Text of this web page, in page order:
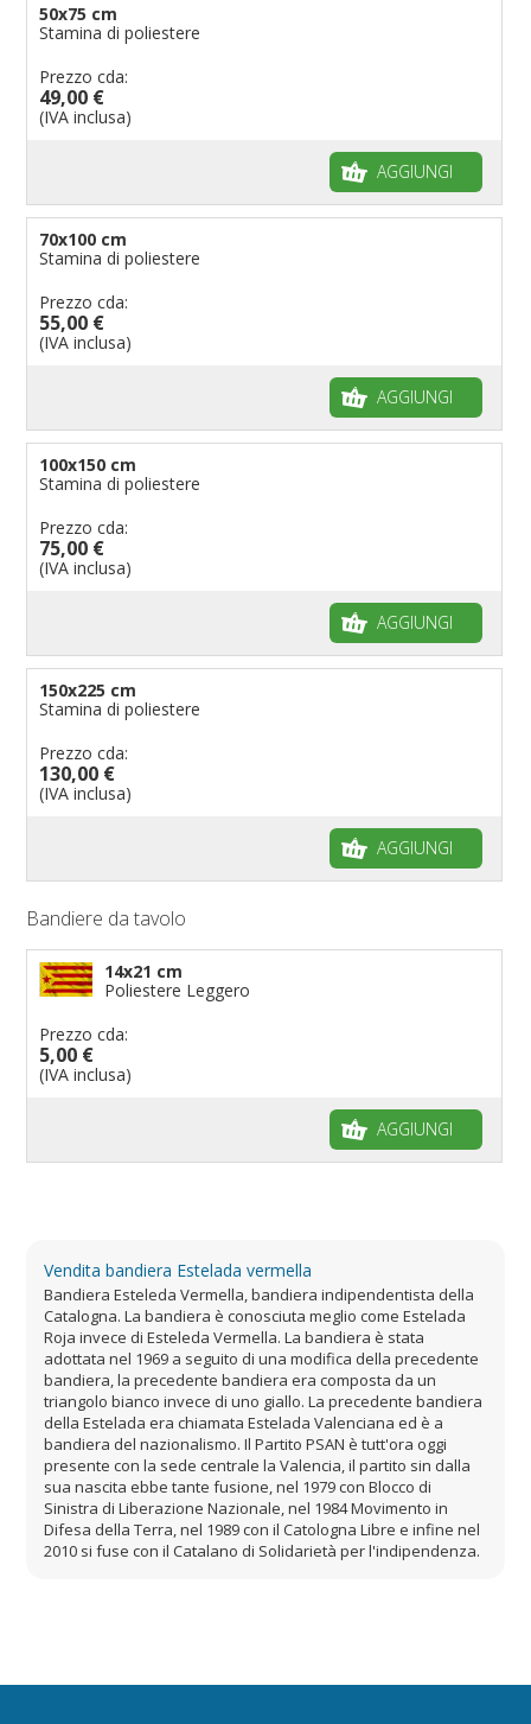
50x75 cm
Stamina di poliestere
Prezzo cda:
49,00 €
(IVA inclusa)
AGGIUNGI
70x100 cm
Stamina di poliestere
Prezzo cda:
55,00 €
(IVA inclusa)
AGGIUNGI
100x150 cm
Stamina di poliestere
Prezzo cda:
75,00 €
(IVA inclusa)
AGGIUNGI
150x225 cm
Stamina di poliestere
Prezzo cda:
130,00 €
(IVA inclusa)
AGGIUNGI
Bandiere da tavolo
14x21 cm
Poliestere Leggero
Prezzo cda:
5,00 €
(IVA inclusa)
AGGIUNGI
Vendita bandiera Estelada vermella
Bandiera Esteleda Vermella, bandiera indipendentista della
Catalogna. La bandiera è conosciuta meglio come Estelada
Roja invece di Esteleda Vermella. La bandiera è stata
adottata nel 1969 a seguito di una modifica della precedente
bandiera, la precedente bandiera era composta da un
triangolo bianco invece di uno giallo. La precedente bandiera
della Estelada era chiamata Estelada Valenciana ed è a
bandiera del nazionalismo. Il Partito PSAN è tutt'ora oggi
presente con la sede centrale la Valencia, il partito sin dalla
sua nascita ebbe tante fusione, nel 1979 con Blocco di
Sinistra di Liberazione Nazionale, nel 1984 Movimento in
Difesa della Terra, nel 1989 con il Catologna Libre e infine nel
2010 si fuse con il Catalano di Solidarietà per l'indipendenza.